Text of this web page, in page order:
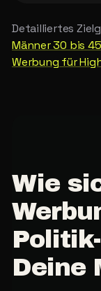
Detailliertes
Männer 30 bis 45
Werbung für
Wie
Deine